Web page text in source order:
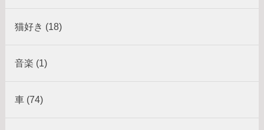
猫好き (18)
音楽 (1)
車 (74)